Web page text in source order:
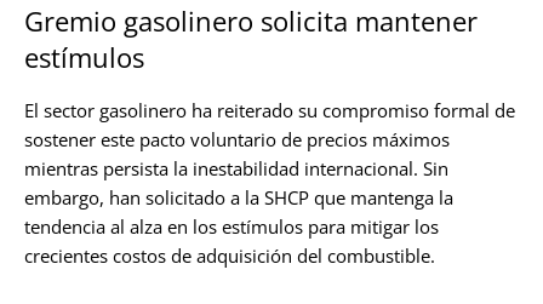
Gremio gasolinero solicita mantener
estímulos
El sector gasolinero ha reiterado su compromiso formal de
sostener este pacto voluntario de precios máximos
mientras persista la inestabilidad internacional. Sin
embargo, han solicitado a la SHCP que mantenga la
tendencia al alza en los estímulos para mitigar los
crecientes costos de adquisición del combustible.